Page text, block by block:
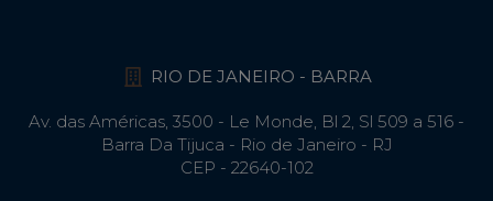
RIO DE JANEIRO - BARRA
Av. das Américas, 3500 - Le Monde, Bl 2, Sl 509 a 516 -
Barra Da Tijuca - Rio de Janeiro - RJ
CEP - 22640-102​